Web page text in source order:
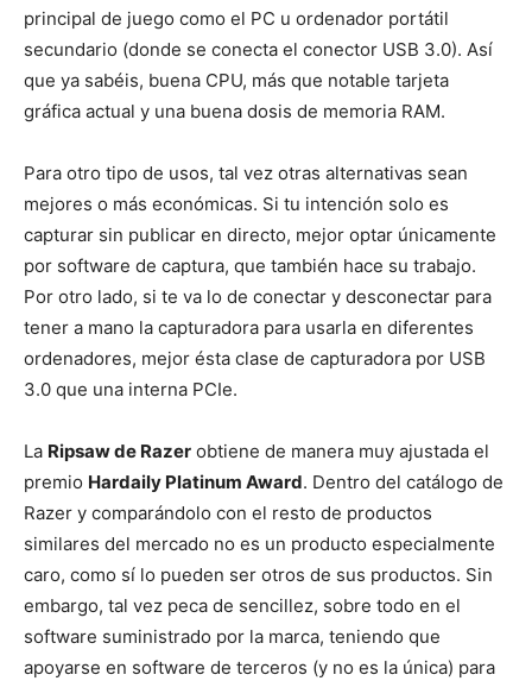
principal de juego como el PC u ordenador portátil
secundario (donde se conecta el conector USB 3.0). Así
que ya sabéis, buena CPU, más que notable tarjeta
gráfica actual y una buena dosis de memoria RAM.
Para otro tipo de usos, tal vez otras alternativas sean
mejores o más económicas. Si tu intención solo es
capturar sin publicar en directo, mejor optar únicamente
por software de captura, que también hace su trabajo.
Por otro lado, si te va lo de conectar y desconectar para
tener a mano la capturadora para usarla en diferentes
ordenadores, mejor ésta clase de capturadora por USB
3.0 que una interna PCIe.
La Ripsaw de Razer obtiene de manera muy ajustada el
premio Hardaily Platinum Award. Dentro del catálogo de
Razer y comparándolo con el resto de productos
similares del mercado no es un producto especialmente
caro, como sí lo pueden ser otros de sus productos. Sin
embargo, tal vez peca de sencillez, sobre todo en el
software suministrado por la marca, teniendo que
apoyarse en software de terceros (y no es la única) para